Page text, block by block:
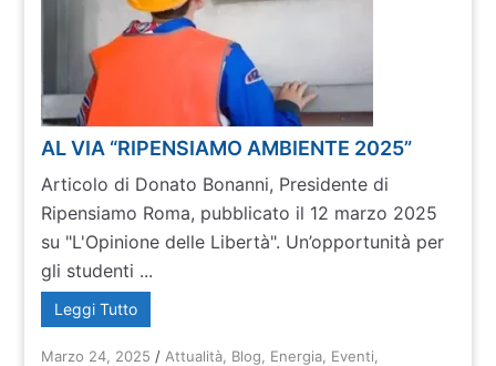
AL VIA “RIPENSIAMO AMBIENTE 2025”
Articolo di Donato Bonanni, Presidente di
Ripensiamo Roma, pubblicato il 12 marzo 2025
su "L'Opinione delle Libertà". Un’opportunità per
gli studenti ...
Leggi Tutto
Marzo 24, 2025 / Attualità Blog Energia Eventi